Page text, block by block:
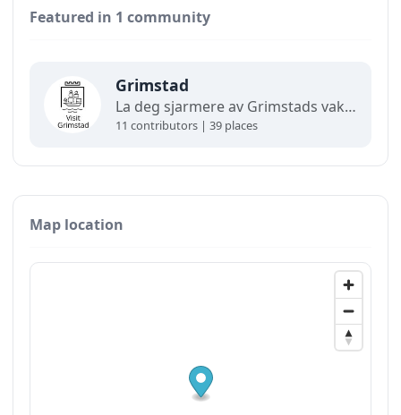
Featured in 1 community
Grimstad
La deg sjarmere av Grimstads vakre skjærgård, hvite trehus, koselige smau og smale brusteinsgater. I "dikternes by" finner du museer, nisjebutikker, prisbelønnede spisesteder og vakker kystnatur. Vi har et levende kulturliv for store og små gjennom hele året. Velkommen!
11 contributors | 39 places
Map location